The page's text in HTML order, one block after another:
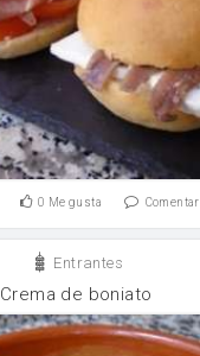
0 Me gusta Comentar
Entrantes
Crema de boniato